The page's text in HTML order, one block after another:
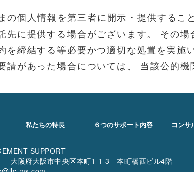
の個人情報を第三者に開示・提供する
先に提供する場合がございます。 その
を締結する等必要かつ適切な処置を実
請があった場合については、 当該公的機
私たちの特長 ６つのサポート内容 コンサ
SUPPORT
大阪府大阪市中央区本町1-1-3 本町橋西ビル4階